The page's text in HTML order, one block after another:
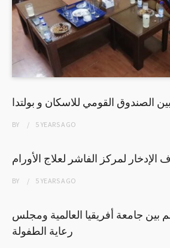
الصندوق القومي للاسكان و بولتدا
BY 5 YEARSAGO
لمركز الفاشر لعلاج الأورام
BY 5 YEARSAGO
بين جامعة أفريقيا العالمية ومجلس
رعاية الطفولة